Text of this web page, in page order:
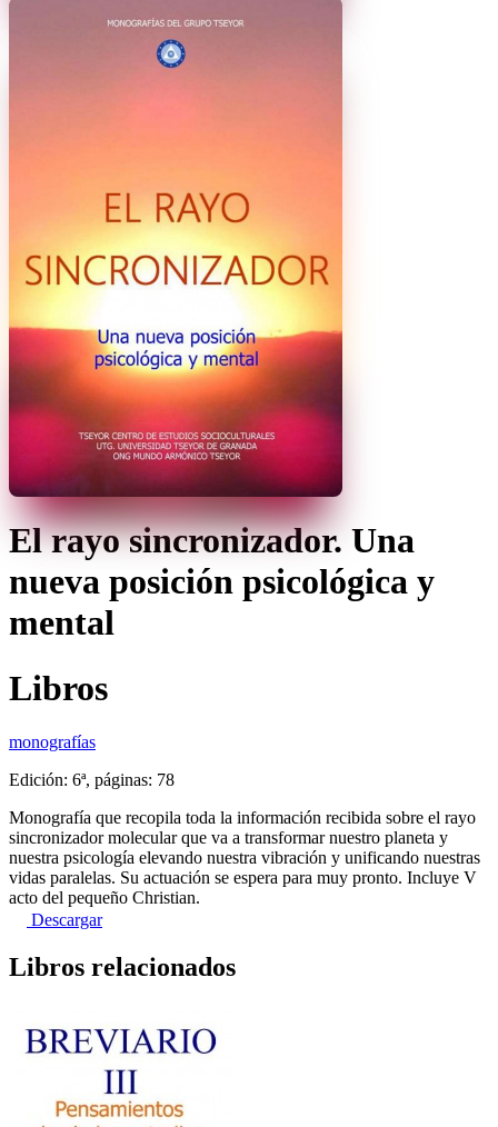
El rayo sincronizador. Una
nueva posición psicológica y
mental
Libros
monografías
Edición: 6ª, páginas: 78
Monografía que recopila toda la información recibida sobre el rayo
sincronizador molecular que va a transformar nuestro planeta y
nuestra psicología elevando nuestra vibración y unificando nuestras
vidas paralelas. Su actuación se espera para muy pronto. Incluye V
acto del pequeño Christian.
Descargar
Libros relacionados